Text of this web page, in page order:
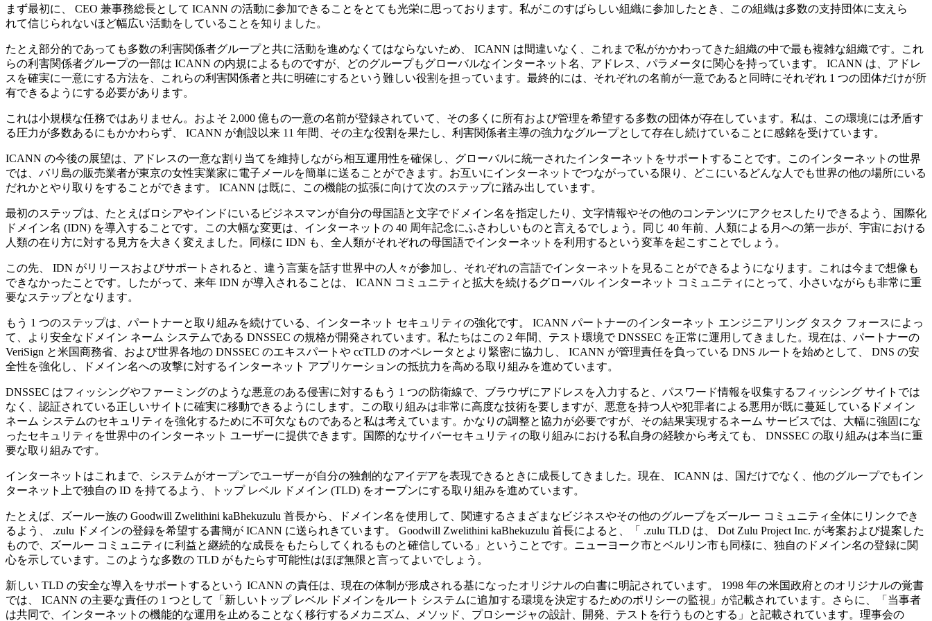
まず最初に、 CEO 兼事務総長として ICANN の活動に参加できることをとても光栄に思っております。私がこのすばらしい組織に参加したとき、この組織は多数の支持団体に支えら
れて信じられないほど幅広い活動をしていることを知りました。
たとえ部分的であっても多数の利害関係者グループと共に活動を進めなくてはならないため、 ICANN は間違いなく、これまで私がかかわってきた組織の中で最も複雑な組織です。これ
らの利害関係者グループの一部は ICANN の内規によるものですが、どのグループもグローバルなインターネット名、アドレス、パラメータに関心を持っています。 ICANN は、アドレ
スを確実に一意にする方法を、これらの利害関係者と共に明確にするという難しい役割を担っています。最終的には、それぞれの名前が一意であると同時にそれぞれ 1 つの団体だけが所
有できるようにする必要があります。
これは小規模な任務ではありません。およそ 2,000 億もの一意の名前が登録されていて、その多くに所有および管理を希望する多数の団体が存在しています。私は、この環境には矛盾す
る圧力が多数あるにもかかわらず、 ICANN が創設以来 11 年間、その主な役割を果たし、利害関係者主導の強力なグループとして存在し続けていることに感銘を受けています。
ICANN の今後の展望は、アドレスの一意な割り当てを維持しながら相互運用性を確保し、グローバルに統一されたインターネットをサポートすることです。このインターネットの世界
では、バリ島の販売業者が東京の女性実業家に電子メールを簡単に送ることができます。お互いにインターネットでつながっている限り、どこにいるどんな人でも世界の他の場所にいる
だれかとやり取りをすることができます。 ICANN は既に、この機能の拡張に向けて次のステップに踏み出しています。
最初のステップは、たとえばロシアやインドにいるビジネスマンが自分の母国語と文字でドメイン名を指定したり、文字情報やその他のコンテンツにアクセスしたりできるよう、国際化
ドメイン名 (IDN) を導入することです。この大幅な変更は、インターネットの 40 周年記念にふさわしいものと言えるでしょう。同じ 40 年前、人類による月への第一歩が、宇宙における
人類の在り方に対する見方を大きく変えました。同様に IDN も、全人類がそれぞれの母国語でインターネットを利用するという変革を起こすことでしょう。
この先、 IDN がリリースおよびサポートされると、違う言葉を話す世界中の人々が参加し、それぞれの言語でインターネットを見ることができるようになります。これは今まで想像も
できなかったことです。したがって、来年 IDN が導入されることは、 ICANN コミュニティと拡大を続けるグローバル インターネット コミュニティにとって、小さいながらも非常に重
要なステップとなります。
もう 1 つのステップは、パートナーと取り組みを続けている、インターネット セキュリティの強化です。 ICANN パートナーのインターネット エンジニアリング タスク フォースによっ
て、より安全なドメイン ネーム システムである DNSSEC の規格が開発されています。私たちはこの 2 年間、テスト環境で DNSSEC を正常に運用してきました。現在は、パートナーの
VeriSign と米国商務省、および世界各地の DNSSEC のエキスパートや ccTLD のオペレータとより緊密に協力し、 ICANN が管理責任を負っている DNS ルートを始めとして、 DNS の安
全性を強化し、ドメイン名への攻撃に対するインターネット アプリケーションの抵抗力を高める取り組みを進めています。
DNSSEC はフィッシングやファーミングのような悪意のある侵害に対するもう 1 つの防衛線で、ブラウザにアドレスを入力すると、パスワード情報を収集するフィッシング サイトでは
なく、認証されている正しいサイトに確実に移動できるようにします。この取り組みは非常に高度な技術を要しますが、悪意を持つ人や犯罪者による悪用が既に蔓延しているドメイン
ネーム システムのセキュリティを強化するために不可欠なものであると私は考えています。かなりの調整と協力が必要ですが、その結果実現するネーム サービスでは、大幅に強固にな
ったセキュリティを世界中のインターネット ユーザーに提供できます。国際的なサイバーセキュリティの取り組みにおける私自身の経験から考えても、 DNSSEC の取り組みは本当に重
要な取り組みです。
インターネットはこれまで、システムがオープンでユーザーが自分の独創的なアイデアを表現できるときに成長してきました。現在、 ICANN は、国だけでなく、他のグループでもイン
ターネット上で独自の ID を持てるよう、トップ レベル ドメイン (TLD) をオープンにする取り組みを進めています。
たとえば、ズールー族の Goodwill Zwelithini kaBhekuzulu 首長から、ドメイン名を使用して、関連するさまざまなビジネスやその他のグループをズールー コミュニティ全体にリンクでき
るよう、 .zulu ドメインの登録を希望する書簡が ICANN に送られきています。 Goodwill Zwelithini kaBhekuzulu 首長によると、「 .zulu TLD は、 Dot Zulu Project Inc. が考案および提案した
もので、ズールー コミュニティに利益と継続的な成長をもたらしてくれるものと確信している」ということです。ニューヨーク市とベルリン市も同様に、独自のドメイン名の登録に関
心を示しています。このような多数の TLD がもたらす可能性はほぼ無限と言ってよいでしょう。
新しい TLD の安全な導入をサポートするという ICANN の責任は、現在の体制が形成される基になったオリジナルの白書に明記されています。 1998 年の米国政府とのオリジナルの覚書
では、 ICANN の主要な責任の 1 つとして「新しいトップ レベル ドメインをルート システムに追加する環境を決定するためのポリシーの監視」が記載されています。さらに、「当事者
は共同で、インターネットの機能的な運用を止めることなく移行するメカニズム、メソッド、プロシージャの設計、開発、テストを行うものとする」と記載されています。理事会の